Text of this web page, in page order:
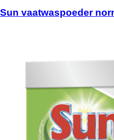
Sun vaatwaspoeder